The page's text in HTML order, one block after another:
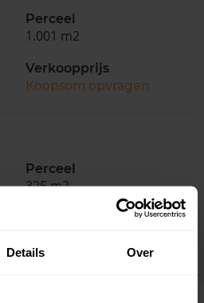
Details Over
Perceel
1.001 m2
Verkoopprijs
Koopsom opvragen
Perceel
325 m2